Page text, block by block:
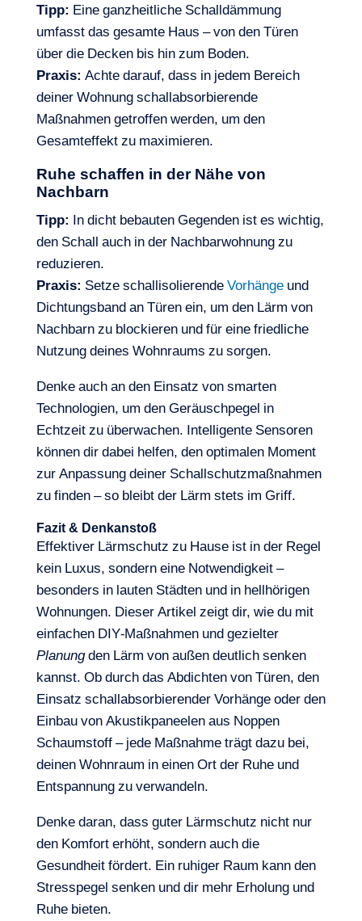
Tipp: Eine ganzheitliche Schalldämmung
umfasst das gesamte Haus – von den Türen
über die Decken bis hin zum Boden.
Praxis: Achte darauf, dass in jedem Bereich
deiner Wohnung schallabsorbierende
Maßnahmen getroffen werden, um den
Gesamteffekt zu maximieren.
Ruhe schaffen in der Nähe von
Nachbarn
Tipp: In dicht bebauten Gegenden ist es wichtig,
den Schall auch in der Nachbarwohnung zu
reduzieren.
Praxis: Setze schallisolierendeVorhängeund
Dichtungsband an Türen ein, um den Lärm von
Nachbarn zu blockieren und für eine friedliche
Nutzung deines Wohnraums zu sorgen.
Denke auch an den Einsatz von smarten
Technologien, um den Geräuschpegel in
Echtzeit zu überwachen. Intelligente Sensoren
können dir dabei helfen, den optimalen Moment
zur Anpassung deiner Schallschutzmaßnahmen
zu finden – so bleibt der Lärm stets im Griff.
Fazit & Denkanstoß
Effektiver Lärmschutz zu Hause ist in der Regel
kein Luxus, sondern eine Notwendigkeit –
besonders in lauten Städten und in hellhörigen
Wohnungen. Dieser Artikel zeigt dir, wie du mit
einfachen DIY-Maßnahmen und gezielter
Planungden Lärm von außen deutlich senken
kannst. Ob durch das Abdichten von Türen, den
Einsatz schallabsorbierender Vorhänge oder den
Einbau von Akustikpaneelen aus Noppen
Schaumstoff – jede Maßnahme trägt dazu bei,
deinen Wohnraum in einen Ort der Ruhe und
Entspannung zu verwandeln.
Denke daran, dass guter Lärmschutz nicht nur
den Komfort erhöht, sondern auch die
Gesundheit fördert. Ein ruhiger Raum kann den
Stresspegel senken und dir mehr Erholung und
Ruhe bieten.